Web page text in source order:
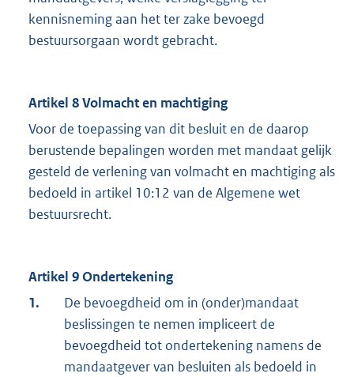
kennisneming aan het ter zake bevoegd
bestuursorgaan wordt gebracht.
Artikel 8 Volmacht en machtiging
Voor de toepassing van dit besluit en de daarop
berustende bepalingen worden met mandaat gelijk
gesteld de verlening van volmacht en machtiging als
bedoeld in artikel 10:12 van de Algemene wet
bestuursrecht.
Artikel 9 Ondertekening
1.
De bevoegdheid om in (onder)mandaat
beslissingen te nemen impliceert de
bevoegdheid tot ondertekening namens de
mandaatgever van besluiten als bedoeld in